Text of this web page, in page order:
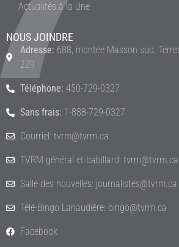
Actualités à la Une
NOUS JOINDRE
Adresse: 688, montée Masson sud,
2Z9
Téléphone: 450-729-0327
Sans frais: 1-888-729-0327
Courriel: tvrm@tvrm.ca
TVRM général et babillard: tvrm@tvrm.ca
Salle des nouvelles: journalistes@tvrm.ca
Télé-Bingo Lanaudière: bingo@tvrm.ca
Facebook